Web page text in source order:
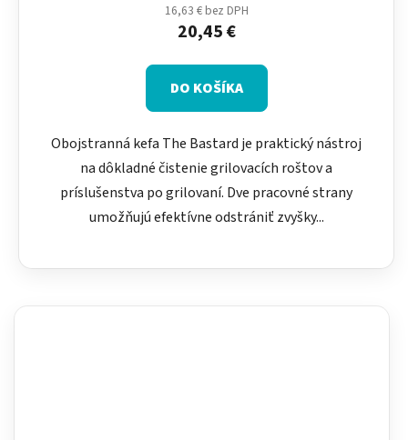
16,63 € bez DPH
20,45 €
DO KOŠÍKA
Obojstranná kefa The Bastard je praktický nástroj
na dôkladné čistenie grilovacích roštov a
príslušenstva po grilovaní. Dve pracovné strany
umožňujú efektívne odstrániť zvyšky...